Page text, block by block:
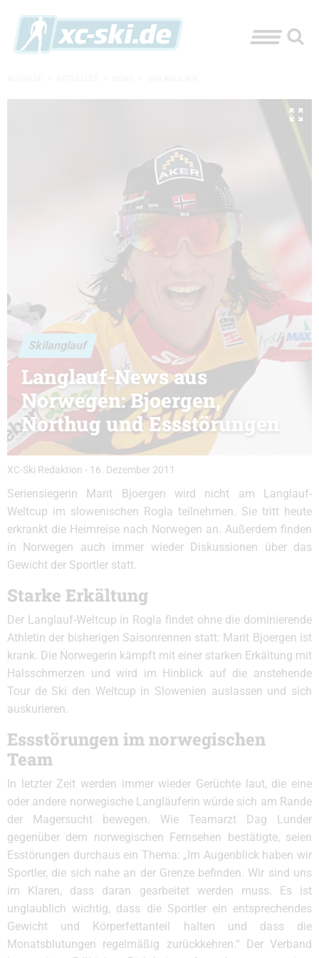
Skilanglauf
Langlauf-News aus
Norwegen: Bjoergen,
Northug und Essstörungen
XC-Ski Redaktion - 16. Dezember 2011
Seriensiegerin Marit Bjoergen wird nicht am Langlauf-
Weltcup im slowenischen Rogla teilnehmen. Sie tritt heute
erkrankt die Heimreise nach Norwegen an. Außerdem finden
in Norwegen auch immer wieder Diskussionen über das
Gewicht der Sportler statt.
Starke Erkältung
Der Langlauf-Weltcup in Rogla findet ohne die dominierende
Athletin der bisherigen Saisonrennen statt: Marit Bjoergen ist
krank. Die Norwegerin kämpft mit einer starken Erkältung mit
Halsschmerzen und wird im Hinblick auf die anstehende
Tour de Ski den Weltcup in Slowenien auslassen und sich
auskurieren.
Essstörungen im norwegischen
Team
In letzter Zeit werden immer wieder Gerüchte laut, die eine
oder andere norwegische Langläuferin würde sich am Rande
der Magersucht bewegen. Wie Teamarzt Dag Lunder
gegenüber dem norwegischen Fernsehen bestätigte, seien
Esstörungen durchaus ein Thema: „Im Augenblick haben wir
Sportler, die sich nahe an der Grenze befinden. Wir sind uns
im Klaren, dass daran gearbeitet werden muss. Es ist
unglaublich wichtig, dass die Sportler ein entsprechendes
Gewicht und Körperfettanteil halten und dass die
Monatsblutungen regelmäßig zurückkehren.“ Der Verband